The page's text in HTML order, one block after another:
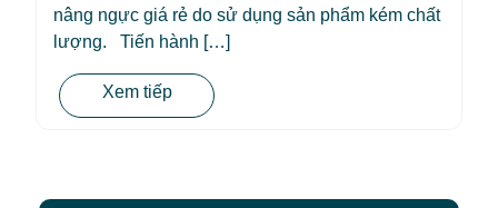
nâng ngực giá rẻ do sử dụng sản phẩm kém chất
lượng. Tiến hành […]
Xem tiếp